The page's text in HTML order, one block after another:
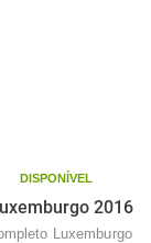
DISPONÍVEL
2016
Luxemburgo